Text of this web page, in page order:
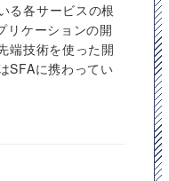
る各サービスの根
リケーションの開
端技術を使った開
SFAに携わってい